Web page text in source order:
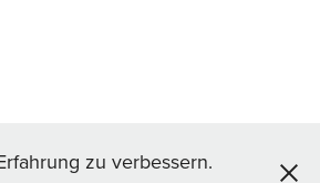
zu verbessern.